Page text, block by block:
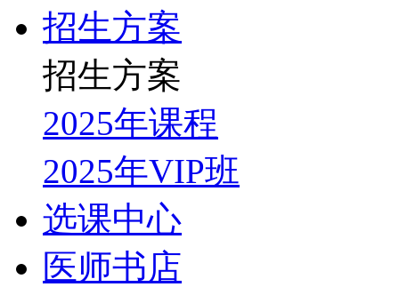
招生方案
招生方案
2025年课程
2025年VIP班
选课中心
医师书店